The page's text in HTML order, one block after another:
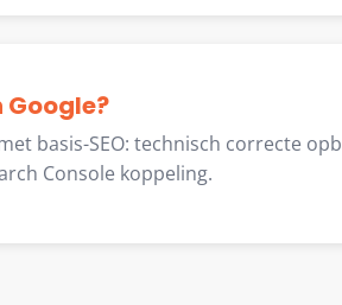
basis-SEO: technisch correcte
Console koppeling.